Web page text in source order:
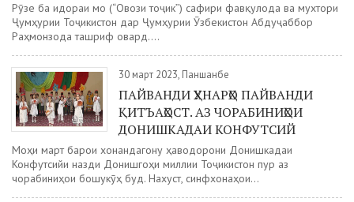
Рӯзе ба идораи мо (“Овози тоҷик”) сафири фавқулода ва мухтори
Ҷумҳурии Тоҷикистон дар Ҷумҳурии Ӯзбекистон Абдуҷаббор
Раҳмонзода ташриф овард....
30 март 2023, Панҷшанбе
ПАЙВАНДИ ҲУНАРҲО ПАЙВАНДИ
ҚИТЪАҲОСТ. АЗ ЧОРАБИНИҲОИ
ДОНИШКАДАИ КОНФУТСИЙ
Моҳи март барои хонандагону ҳаводорони Донишкадаи
Конфутсийи назди Донишгоҳи миллии Тоҷикистон пур аз
чорабиниҳои бошукӯҳ буд. Нахуст, синфхонаҳои...